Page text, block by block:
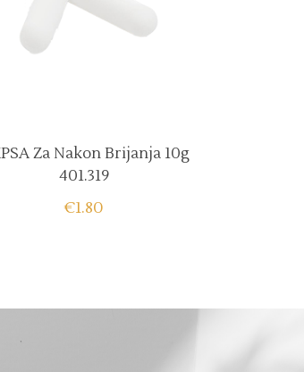
Za Nakon Brijanja 10g
401.319
€1.80